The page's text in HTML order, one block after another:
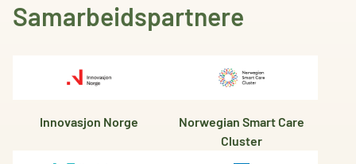
Samarbeidspartnere
Innovasjon Norge
Norwegian Smart Care
Cluster